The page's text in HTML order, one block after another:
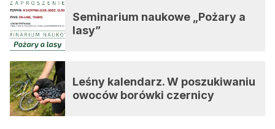
Seminarium naukowe „Pożary a
lasy”
Leśny kalendarz. W poszukiwaniu
owoców borówki czernicy